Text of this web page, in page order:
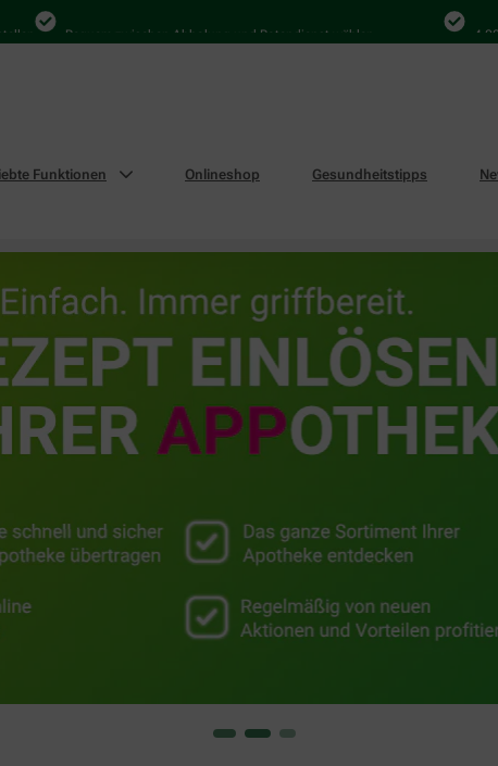
Bequem zwischen Abholung und Botendienst wählen 4.000
Funktionen Onlineshop Gesundheitstipps